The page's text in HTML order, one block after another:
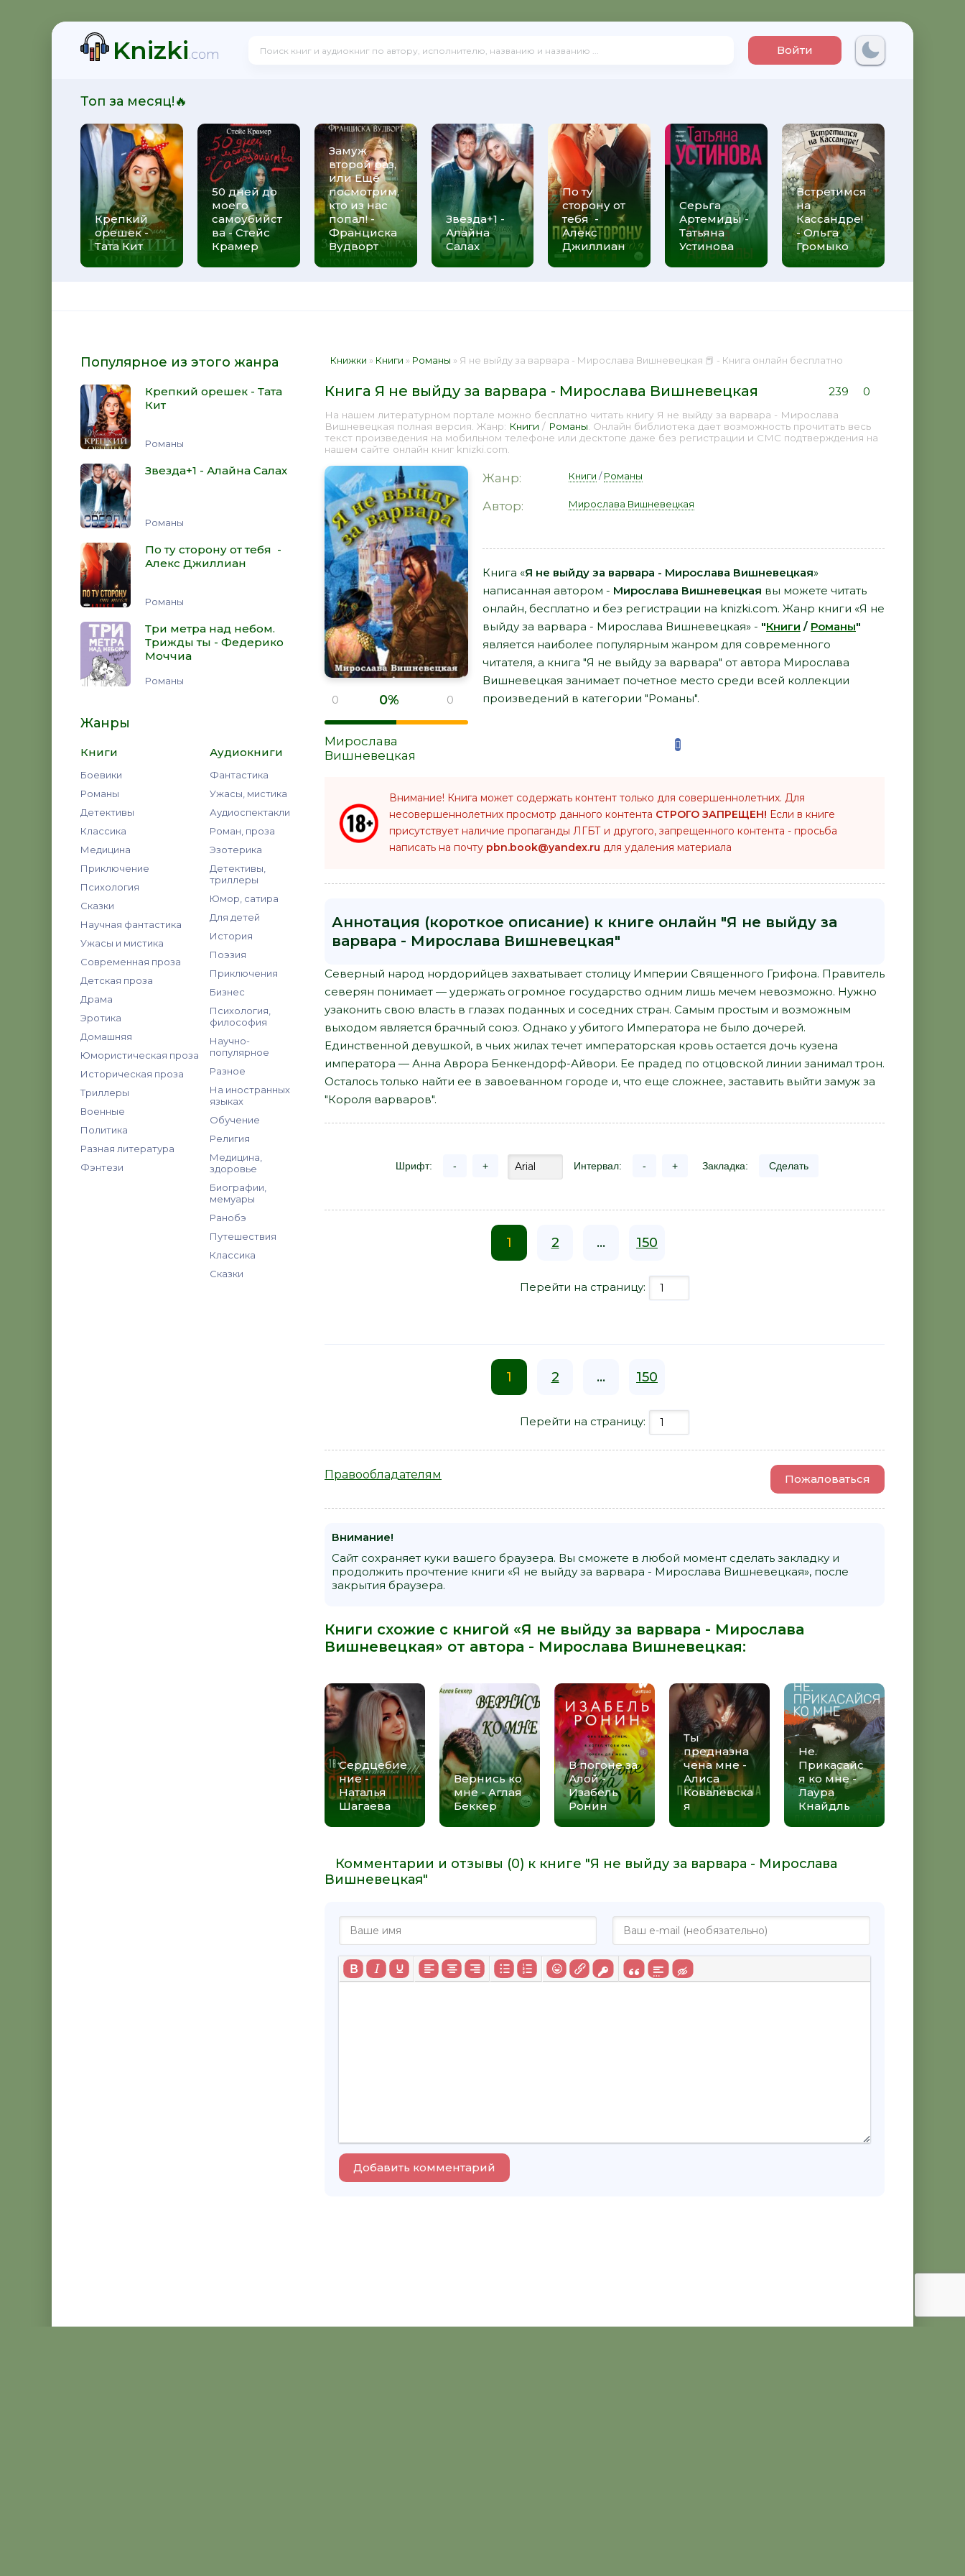
Knizki.com Войти
Топ за месяц!🔥
Крепкий
орешек -
Тата Кит
50 дней до
моего
самоубийст
ва - Стейс
Крамер
Замуж
второй раз,
или Ещё
посмотрим,
кто из нас
попал! -
Франциска
Вудворт
Звезда+1 -
Алайна
Салах
По ту
сторону от
тебя -
Алекс
Джиллиан
Серьга
Артемиды -
Татьяна
Устинова
Встретимся
на
Кассандре!
- Ольга
Громыко
Популярное из этого жанра
Крепкий орешек - Тата
Кит
Романы
Звезда+1 - Алайна Салах
Романы
По ту сторону от тебя -
Алекс Джиллиан
Романы
Три метра над небом.
Трижды ты - Федерико
Моччиа
Романы
Жанры
Книги
Боевики
Романы
Детективы
Классика
Медицина
Приключение
Психология
Сказки
Научная фантастика
Ужасы и мистика
Современная проза
Детская проза
Драма
Эротика
Домашняя
Юмористическая проза
Историческая проза
Триллеры
Военные
Политика
Разная литература
Фэнтези
Аудиокниги
Фантастика
Ужасы, мистика
Аудиоспектакли
Роман, проза
Эзотерика
Детективы,
триллеры
Юмор, сатира
Для детей
История
Поэзия
Приключения
Бизнес
Психология,
философия
Научно-
популярное
Разное
На иностранных
языках
Обучение
Религия
Медицина,
здоровье
Биографии,
мемуары
Ранобэ
Путешествия
Классика
Сказки
Книжки » Книги » Романы » Я не выйду за варвара - Мирослава Вишневецкая 📕 - Книга онлайн бесплатно
Книга Я не выйду за варвара - Мирослава Вишневецкая 239 0
На нашем литературном портале можно бесплатно читать книгу Я не выйду за варвара - Мирослава
Вишневецкая полная версия. Жанр: Книги / Романы . Онлайн библиотека дает возможность прочитать весь
текст произведения на мобильном телефоне или десктопе даже без регистрации и СМС подтверждения на
нашем сайте онлайн книг knizki.com.
0 0% 0
Мирослава
Вишневецкая
Жанр: Книги /Романы
Автор: Мирослава Вишневецкая
Книга «Я не выйду за варвара - Мирослава Вишневецкая»
написанная автором - Мирослава Вишневецкая вы можете читать
онлайн, бесплатно и без регистрации на knizki.com. Жанр книги «Я не
выйду за варвара - Мирослава Вишневецкая» - "Книги / Романы"
является наиболее популярным жанром для современного
читателя, а книга "Я не выйду за варвара" от автора Мирослава
Вишневецкая занимает почетное место среди всей коллекции
произведений в категории "Романы".
Внимание! Книга может содержать контент только для совершеннолетних. Для
несовершеннолетних просмотр данного контента СТРОГО ЗАПРЕЩЕН! Если в книге
присутствует наличие пропаганды ЛГБТ и другого, запрещенного контента - просьба
написать на почту pbn.book@yandex.ru для удаления материала
Аннотация (короткое описание) к книге онлайн "Я не выйду за
варвара - Мирослава Вишневецкая"
Северный народ нордорийцев захватывает столицу Империи Священного Грифона. Правитель
северян понимает — удержать огромное государство одним лишь мечем невозможно. Нужно
узаконить свою власть в глазах поданных и соседних стран. Самым простым и возможным
выходом является брачный союз. Однако у убитого Императора не было дочерей.
Единственной девушкой, в чьих жилах течет императорская кровь остается дочь кузена
императора — Анна Аврора Бенкендорф-Айвори. Ее прадед по отцовской линии занимал трон.
Осталось только найти ее в завоеванном городе и, что еще сложнее, заставить выйти замуж за
"Короля варваров".
Шрифт: - + Интервал: - + Закладка: Сделать
1 2 ... 150
Перейти на страницу:
1 2 ... 150
Перейти на страницу:
Правообладателям Пожаловаться
Внимание!
Сайт сохраняет куки вашего браузера. Вы сможете в любой момент сделать закладку и
продолжить прочтение книги «Я не выйду за варвара - Мирослава Вишневецкая», после
закрытия браузера.
Книги схожие с книгой «Я не выйду за варвара - Мирослава
Вишневецкая» от автора - Мирослава Вишневецкая:
Сердцебие
ние -
Наталья
Шагаева
Вернись ко
мне - Аглая
Беккер
В погоне за
Алой -
Изабель
Ронин
Ты
предназна
чена мне -
Алиса
Ковалевска
я
Не.
Прикасайс
я ко мне -
Лаура
Кнайдль
Комментарии и отзывы (0) к книге "Я не выйду за варвара - Мирослава
Вишневецкая"
Добавить комментарий
Джиллиан